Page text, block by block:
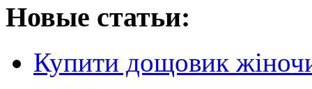
Новые статьи:
Купити дощовик